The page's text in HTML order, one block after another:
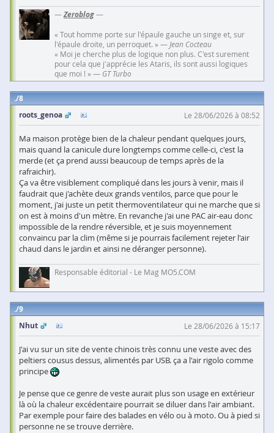
—Zeroblog—
« Tout homme porte sur l'épaule gauche un singe et, sur
l'épaule droite, un perroquet. » —Jean Cocteau
« Moi je cherche plus de logique non plus. C'est surement
pour cela que j'apprécie les Ataris, ils sont aussi logiques
que moi ! » — GT Turbo
8
roots_genoa
Le 28/06/2026 à 08:52
Ma maison protège bien de la chaleur pendant quelques jours,
mais quand la canicule dure longtemps comme celle-ci, c'est la
merde (et ça prend aussi beaucoup de temps après de la
rafraichir).
Ça va être visiblement compliqué dans les jours à venir, mais il
faudrait que j'achète deux grands ventilos, parce que pour le
moment, j'ai juste un petit thermoventilateur qui ne marche que si
on est à moins d'un mètre. En revanche j'ai une PAC air-eau donc
impossible de la rendre réversible, et je suis moyennement
convaincu par la clim (même si je pourrais facilement rejeter l'air
chaud dans le jardin et ainsi ne déranger personne).
Responsable éditorial - Le Mag MO5.COM
9
Nhut
Le 28/06/2026 à 15:17
J'ai vu sur un site de vente chinois très connu une veste avec des
peltiers cousus dessus, alimentés par USB. ça a l'air rigolo comme
principe
Je pense que ce genre de veste aurait plus son usage en extérieur
là où la chaleur excédentaire pourrait se diluer dans l'air ambiant.
Par exemple pour faire des balades en vélo ou à moto. Ou à pied si
personne ne se trouve derrière.